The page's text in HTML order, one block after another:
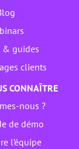
& guides
clients
CONNAÎTRE
nous ?
de démo
l’équipe